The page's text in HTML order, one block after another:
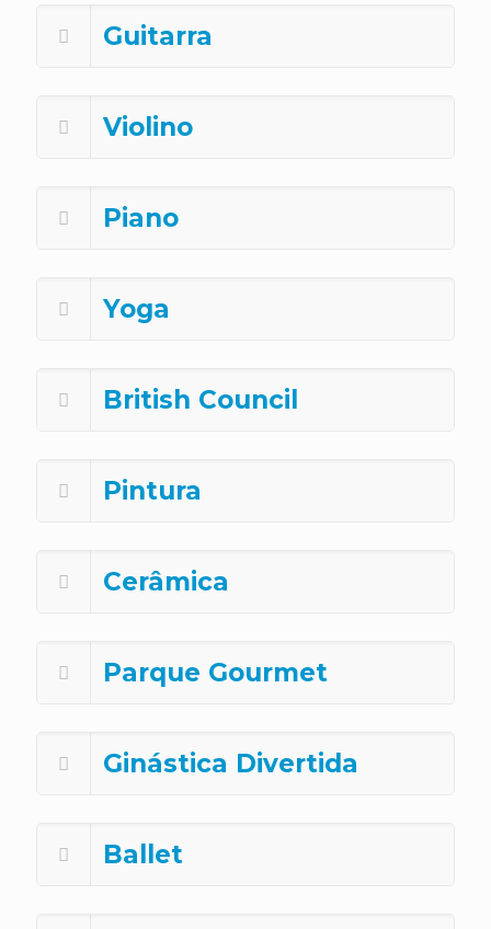
Guitarra
Violino
Piano
Yoga
British Council
Pintura
Cerâmica
Parque Gourmet
Ginástica Divertida
Ballet